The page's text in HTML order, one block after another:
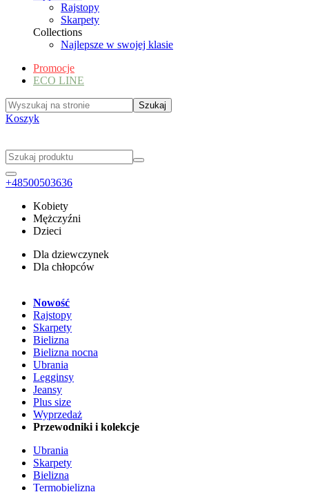
Rajstopy
Skarpety
Collections
Najlepsze w swojej klasie
Promocje
ECO LINE
Koszyk
+48500503636
Kobiety
Mężczyźni
Dzieci
Dla dziewczynek
Dla chłopców
Nowość
Rajstopy
Skarpety
Bielizna
Bielizna nocna
Ubrania
Legginsy
Jeansy
Plus size
Wyprzedaż
Przewodniki i kolekcje
Ubrania
Skarpety
Bielizna
Termobielizna